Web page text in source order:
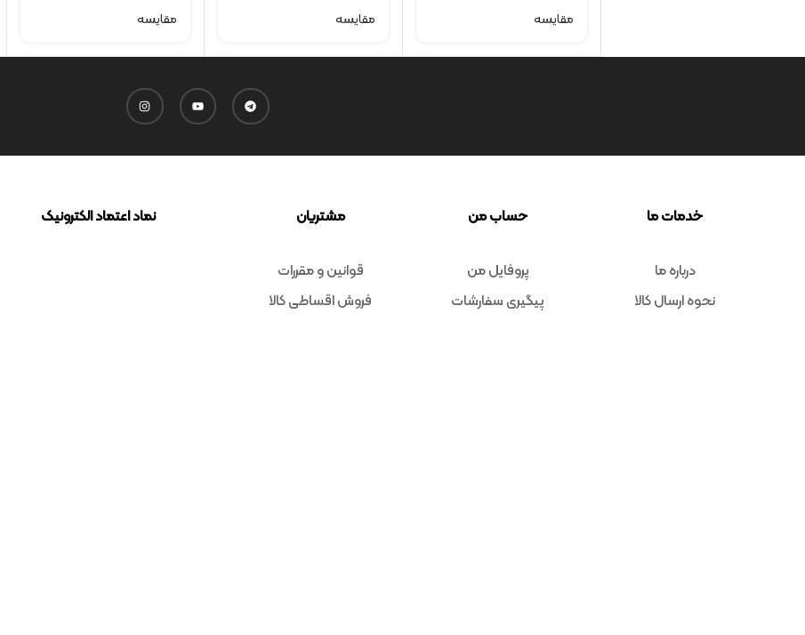
مقایسه مقایسه مقایسه
خدمات ما
درباره ما
نحوه ارسال کالا
حساب من
پروفایل من
پیگیری سفارشات
مشتریان
قوانین و مقررات
فروش اقساطی کالا
نماد اعتماد الکترونیک